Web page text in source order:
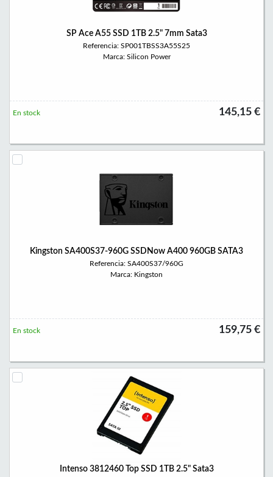
SP Ace A55 SSD 1TB 2.5" 7mm Sata3
Referencia: SP001TBSS3A55S25
Marca: Silicon Power
145,15 €
En stock
Kingston SA400S37-960G SSDNow A400 960GB SATA3
Referencia: SA400S37/960G
Marca: Kingston
159,75 €
En stock
Intenso 3812460 Top SSD 1TB 2.5" Sata3